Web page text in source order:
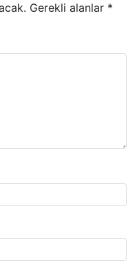
Gerekli alanlar *